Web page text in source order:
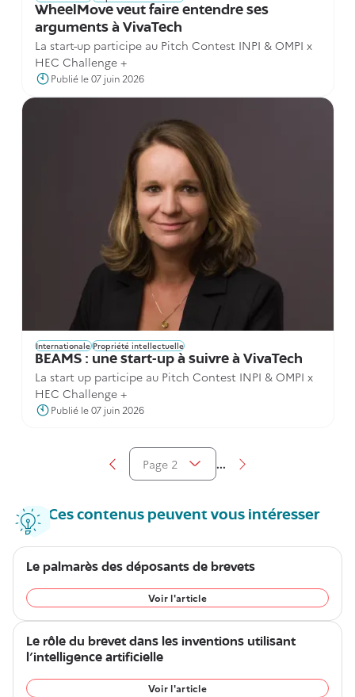
WheelMove veut faire entendre ses
arguments à VivaTech
La start-up participe au Pitch Contest INPI & OMPI x
HEC Challenge +
Publié le 07 juin 2026
BEAMS : une start-up à suivre à VivaTech
La start up participe au Pitch Contest INPI & OMPI x
HEC Challenge +
Publié le 07 juin 2026
InternationalePropriété intellectuelle
Aller à la page précédente
Page 2
Afficher la pagination
... Aller à la page
Ces contenus peuvent vous intéresser
Le palmarès des déposants de brevets
Voir l'article
Le rôle du brevet dans les inventions utilisant
l’intelligence artificielle
Voir l'article